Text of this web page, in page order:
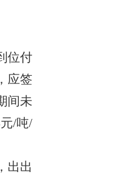
位付
应签
间未
/吨/
出出